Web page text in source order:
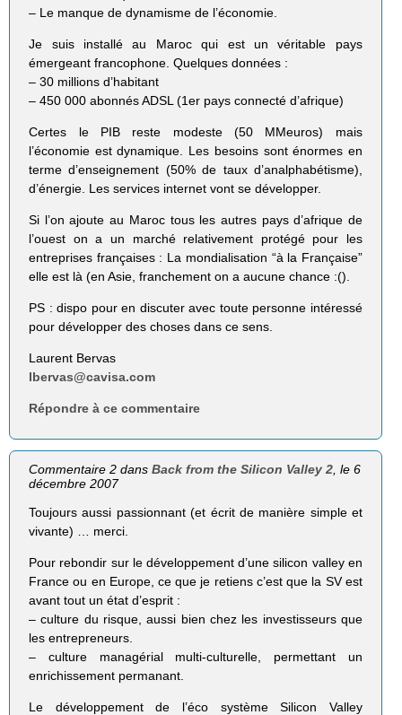
– Le manque de dynamisme de l’économie.
Je suis installé au Maroc qui est un véritable pays
émergeant francophone. Quelques données :
– 30 millions d’habitant
– 450 000 abonnés ADSL (1er pays connecté d’afrique)
Certes le PIB reste modeste (50 MMeuros) mais
l’économie est dynamique. Les besoins sont énormes en
terme d’enseignement (50% de taux d’analphabétisme),
d’énergie. Les services internet vont se développer.
Si l’on ajoute au Maroc tous les autres pays d’afrique de
l’ouest on a un marché relativement protégé pour les
entreprises françaises : La mondialisation “à la Française”
elle est là (en Asie, franchement on a aucune chance :().
PS : dispo pour en discuter avec toute personne intéressé
pour développer des choses dans ce sens.
Laurent Bervas
lbervas@cavisa.com
Répondre à ce commentaire
Commentaire 2 dansBack from the Silicon Valley 2 , le 6
décembre 2007
Toujours aussi passionnant (et écrit de manière simple et
vivante) … merci.
Pour rebondir sur le développement d’une silicon valley en
France ou en Europe, ce que je retiens c’est que la SV est
avant tout un état d’esprit :
– culture du risque, aussi bien chez les investisseurs que
les entrepreneurs.
– culture managérial multi-culturelle, permettant un
enrichissement permanant.
Le développement de l’éco système Silicon Valley